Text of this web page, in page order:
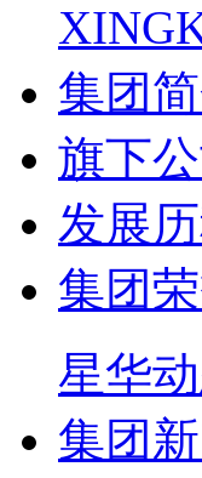
集团
旗下公
发展
集团
星华
集团